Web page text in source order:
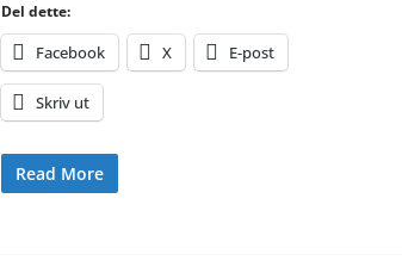
Del dette:
Facebook X E-post
Skriv ut
Read More